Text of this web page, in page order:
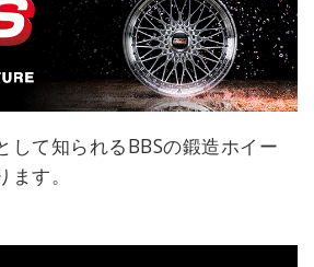
して知られるBBSの鍛造ホイー
す。